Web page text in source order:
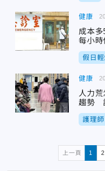
健康
成本
每小
假日
健康
人力
趨勢
護理師
上一頁 1 2